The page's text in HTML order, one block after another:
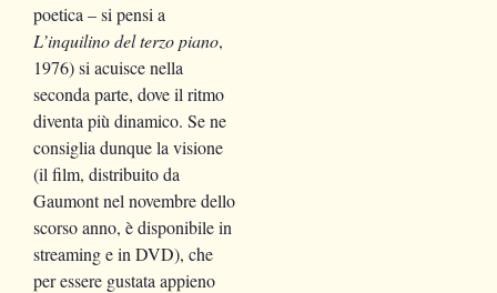
poetica – si pensi a
L’inquilino del terzo piano,
1976) si acuisce nella
seconda parte, dove il ritmo
diventa più dinamico. Se ne
consiglia dunque la visione
(il film, distribuito da
Gaumont nel novembre dello
scorso anno, è disponibile in
streaming e in DVD), che
per essere gustata appieno